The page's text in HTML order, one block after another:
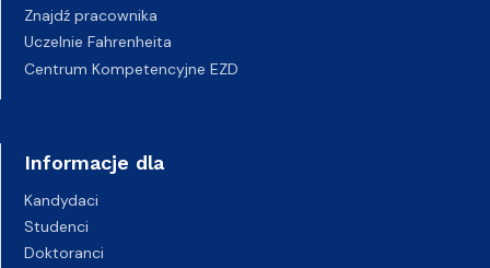
Znajdź pracownika
Uczelnie Fahrenheita
Centrum Kompetencyjne EZD
Informacje dla
Kandydaci
Studenci
Doktoranci